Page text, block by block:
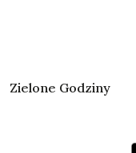
Zielone Godziny